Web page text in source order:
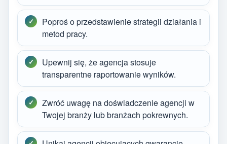
Poproś o przedstawienie strategii działania i
metod pracy.
Upewnij się, że agencja stosuje
transparentne raportowanie wyników.
Zwróć uwagę na doświadczenie agencji w
Twojej branży lub branżach pokrewnych.